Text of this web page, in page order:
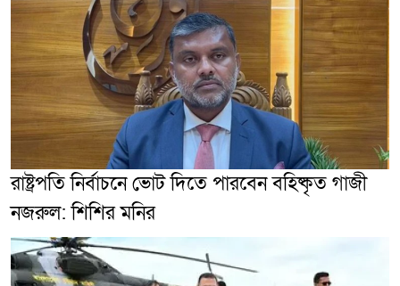
রাষ্ট্রপতি নির্বাচনে ভোট দিতে পারবেন বহিষ্কৃত গাজী
নজরুল: শিশির মনির